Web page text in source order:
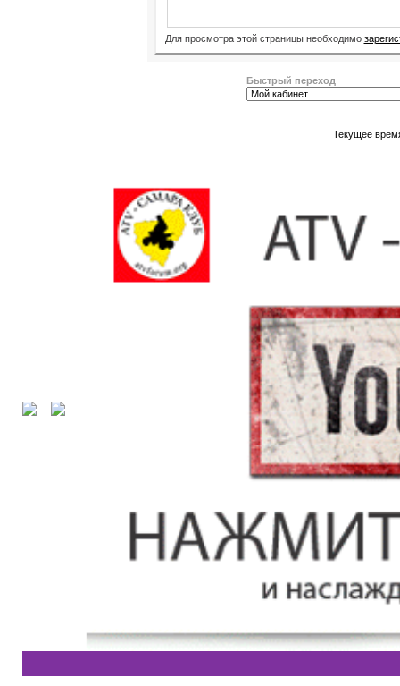
Для просмотра этой страницы необходимо
Быстрый переход
Текущее